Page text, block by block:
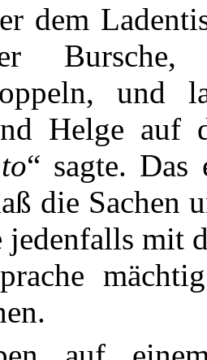
dem
und
Helge auf
“ sagte.
die Sachen
jedenfalls mit